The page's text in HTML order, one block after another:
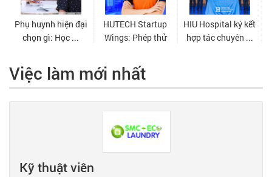
Việc làm mới nhất
Kỹ thuật viên